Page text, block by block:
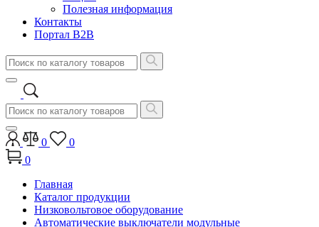
Полезная информация
Контакты
Портал B2B
0
0
0
Главная
Каталог продукции
Низковольтовое оборудование
Автоматические выключатели модульные